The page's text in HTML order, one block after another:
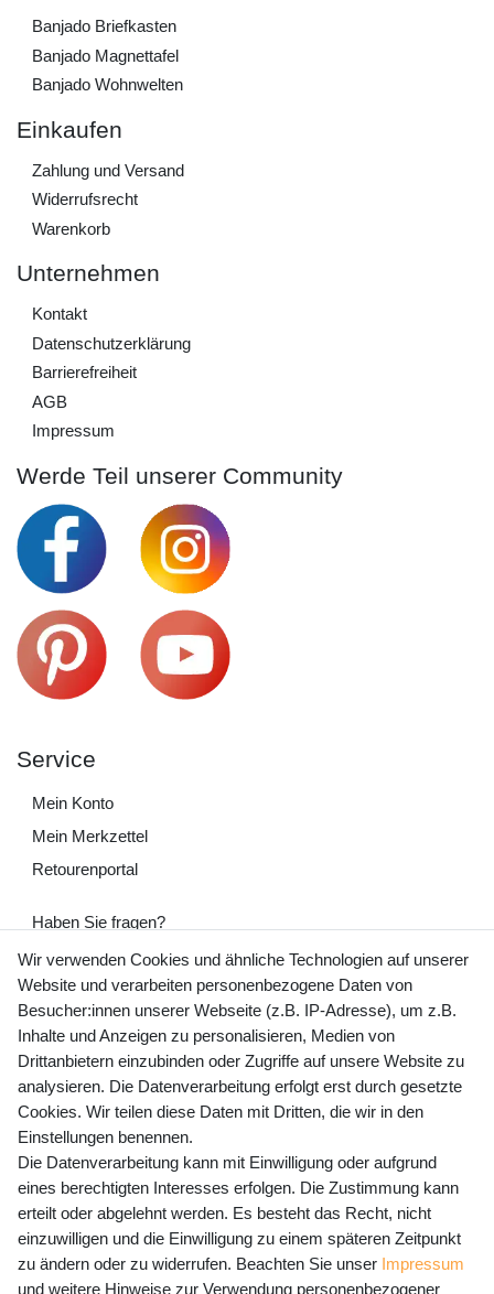
Banjado Briefkasten
Banjado Magnettafel
Banjado Wohnwelten
Einkaufen
Zahlung und Versand
Widerrufs­recht
Warenkorb
Unternehmen
Kontakt
Daten­schutz­erklärung
Barrierefreiheit
AGB
Impressum
Werde Teil unserer Community
Service
Mein Konto
Mein Merkzettel
Retourenportal
Haben Sie fragen?
+49 (0) 35243 460 400
Mo-Fr 9-15 Uhr
shop@banjado.com
Preisangaben inkl. gesetzl. MwSt. und zzgl. Service- und
Versandkosten
Newsletter Anmeldung - Keine Angebote
mehr verpassen!
Newsletter
Wir verwenden Cookies und ähnliche Technologien auf unserer
Website und verarbeiten personenbezogene Daten von
Besucher:innen unserer Webseite (z.B. IP-Adresse), um z.B.
Inhalte und Anzeigen zu personalisieren, Medien von
Drittanbietern einzubinden oder Zugriffe auf unsere Website zu
analysieren. Die Datenverarbeitung erfolgt erst durch gesetzte
Cookies. Wir teilen diese Daten mit Dritten, die wir in den
Einstellungen benennen.
Die Datenverarbeitung kann mit Einwilligung oder aufgrund
eines berechtigten Interesses erfolgen. Die Zustimmung kann
erteilt oder abgelehnt werden. Es besteht das Recht, nicht
einzuwilligen und die Einwilligung zu einem späteren Zeitpunkt
zu ändern oder zu widerrufen. Beachten Sie unser Impressum
und weitere Hinweise zur Verwendung personenbezogener